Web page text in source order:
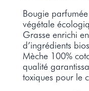
Bougie
végétale
Grasse enrichi
d’ingrédients
Mèche 100%
qualité
toxiques pour le